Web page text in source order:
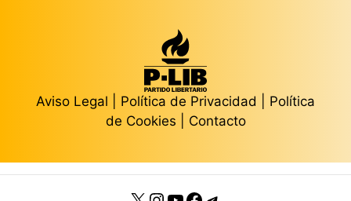
Aviso Legal Política de Privacidad
Política
de Cookies
Contacto